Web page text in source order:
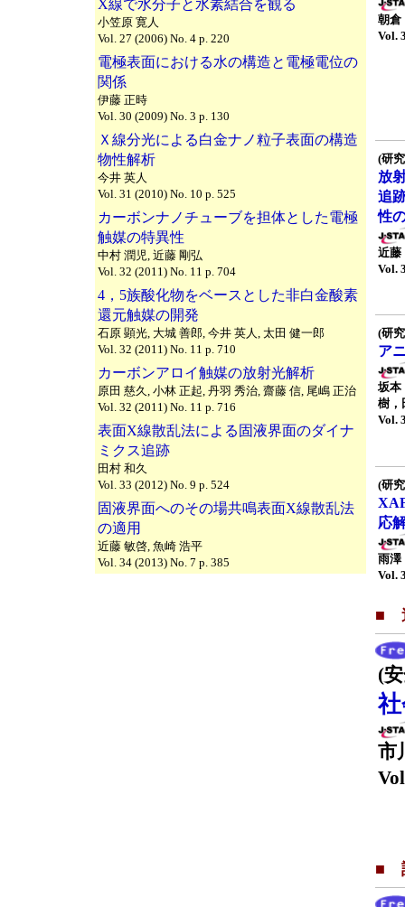
X線で水分子と水素結合を観る
小笠原 寛人
Vol. 27 (2006) No. 4 p. 220
電極表面における水の構造と電極電位の
関係
伊藤 正時
Vol. 30 (2009) No. 3 p. 130
Ｘ線分光による白金ナノ粒子表面の構造
物性解析
今井 英人
Vol. 31 (2010) No. 10 p. 525
カーボンナノチューブを担体とした電極
触媒の特異性
中村 潤児, 近藤 剛弘
Vol. 32 (2011) No. 11 p. 704
4，5族酸化物をベースとした非白金酸素
還元触媒の開発
石原 顕光, 大城 善郎, 今井 英人, 太田 健一郎
Vol. 32 (2011) No. 11 p. 710
カーボンアロイ触媒の放射光解析
原田 慈久, 小林 正起, 丹羽 秀治, 齋藤 信, 尾嶋 正治
Vol. 32 (2011) No. 11 p. 716
表面X線散乱法による固液界面のダイナ
ミクス追跡
田村 和久
Vol. 33 (2012) No. 9 p. 524
固液界面へのその場共鳴表面X線散乱法
の適用
近藤 敏啓, 魚崎 浩平
Vol. 34 (2013) No. 7 p. 385
朝
Vol.
(研
放
追
性
近
Vol.
(研
ア
坂
樹
Vol.
(研
応
雨
Vol.
■
(
市
■